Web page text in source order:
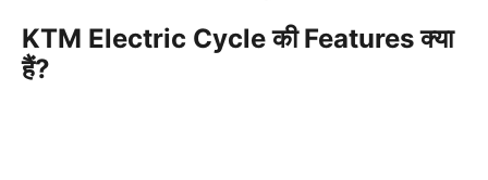
KTM Electric Cycle की Features क्या
हैं?